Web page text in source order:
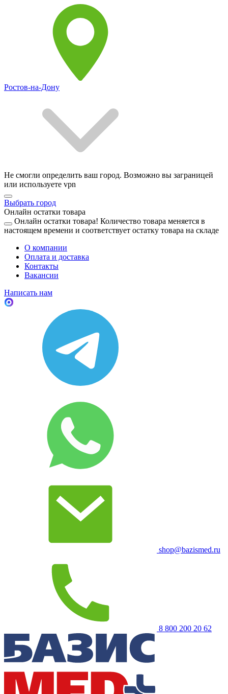
Ростов-на-Дону
Не смогли определить ваш город. Возможно вы заграницей
или используете vpn
Выбрать город
Онлайн остатки товара
Онлайн остатки товара! Количество товара меняется в
настоящем времени и соответствует остатку товара на складе
О компании
Оплата и доставка
Контакты
Вакансии
Написать нам
shop@bazismed.ru
8 800 200 20 62